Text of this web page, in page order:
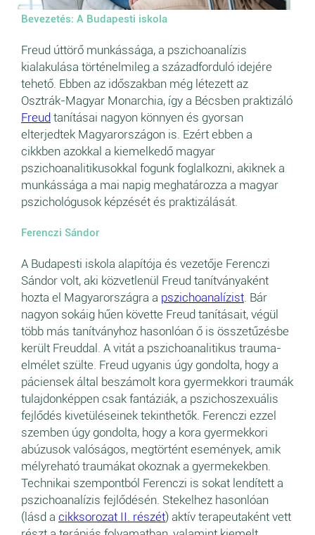
Bevezetés: A Budapesti iskola
Freud úttörő munkássága, a pszichoanalízis
kialakulása történelmileg a századforduló idejére
tehető. Ebben az időszakban még létezett az
Osztrák-Magyar Monarchia, így a Bécsben praktizáló
Freud tanításai nagyon könnyen és gyorsan
elterjedtek Magyarországon is. Ezért ebben a
cikkben azokkal a kiemelkedő magyar
pszichoanalitikusokkal fogunk foglalkozni, akiknek a
munkássága a mai napig meghatározza a magyar
pszichológusok képzését és praktizálását.
Ferenczi Sándor
A Budapesti iskola alapítója és vezetője Ferenczi
Sándor volt, aki közvetlenül Freud tanítványaként
hozta el Magyarországra a pszichoanalízist. Bár
nagyon sokáig hűen követte Freud tanításait, végül
több más tanítványhoz hasonlóan ő is összetűzésbe
került Freuddal. A vitát a pszichoanalitikus trauma-
elmélet szülte. Freud ugyanis úgy gondolta, hogy a
páciensek által beszámolt kora gyermekkori traumák
tulajdonképpen csak fantáziák, a pszichoszexuális
fejlődés kivetüléseinek tekinthetők. Ferenczi ezzel
szemben úgy gondolta, hogy a kora gyermekkori
abúzusok valóságos, megtörtént események, amik
mélyreható traumákat okoznak a gyermekekben.
Technikai szempontból Ferenczi is sokat lendített a
pszichoanalízis fejlődésén. Stekelhez hasonlóan
(lásd a cikksorozat II. részét) aktív terapeutaként vett